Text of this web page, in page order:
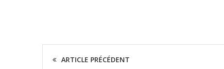
ARTICLE PRÉCÉDENT